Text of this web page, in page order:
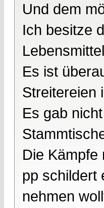
Und dem
Ich besitze
Es ist
Streitereien
Es gab
Die Kämpfe
pp schildert
nehmen